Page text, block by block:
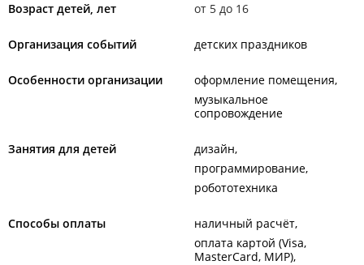
Возраст детей, лет от 5 до 16
Организация событий детских праздников
Особенности организации
оформление помещения
музыкальное
сопровождение
Занятия для детей
дизайн
программирование
робототехника
Способы оплаты
наличный расчёт
оплата картой (Visa,
MasterCard, МИР)